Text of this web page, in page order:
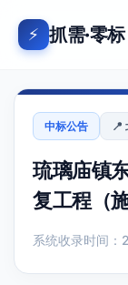
⚡ 抓需·零标
中标公告 📍
琉璃庙镇
复工程（
系统收录时间